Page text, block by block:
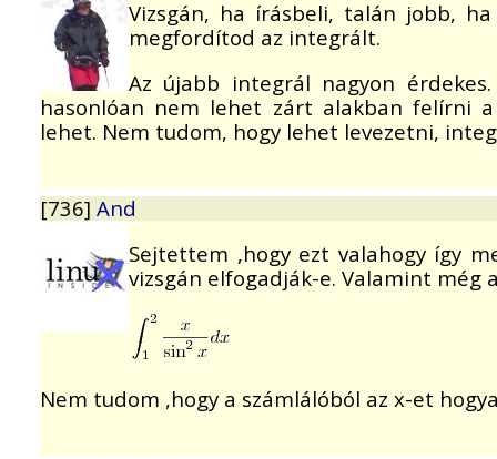
Vizsgán, ha írásbeli, talán jobb,
megfordítod az integrált.
Az újabb integrál nagyon
hasonlóan nem lehet zárt alakban felírni
lehet. Nem tudom, hogy lehet levezetni,
[736] And
Sejtettem ,hogy ezt valahogy így
vizsgán elfogadják-e. Valamint még
Nem tudom ,hogy a számlálóból az x-et